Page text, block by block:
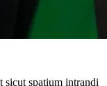
sicut spatium intrandi